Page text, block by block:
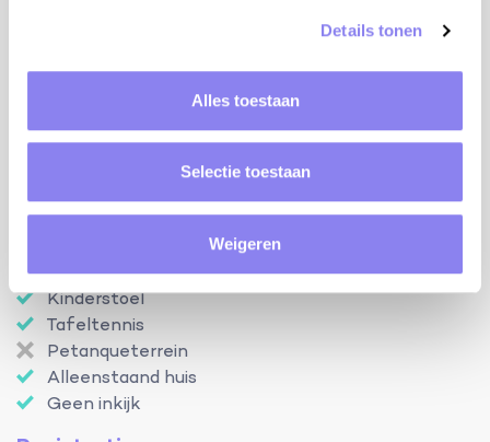
Details tonen
Alles toestaan
Selectie toestaan
Weigeren
Buitenkeuken
Vaatwasmachine
Airconditioning
Kinderbed
Kinderstoel
Tafeltennis
Petanqueterrein
Alleenstaand huis
Geen inkijk